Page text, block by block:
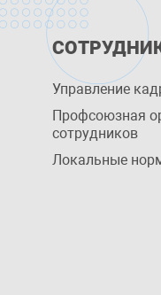
Управление
Профсоюзная
сотрудников
Локальные